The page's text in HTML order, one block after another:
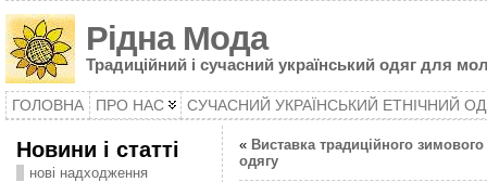
Рідна Мода
Традиційний і сучасний український одяг для
ГОЛОВНА ПРО НАС СУЧАСНИЙ УКРАЇНСЬКИЙ ЕТНІЧНИЙ
Новини і статті
нові надходження
« Виставка традиційного зимового
одягу